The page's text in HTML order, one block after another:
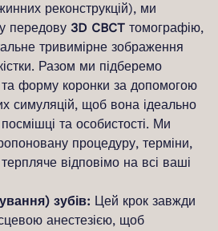
реконструкцій), ми
передову 3D CBCT томографію,
тривимірне зображення
Разом ми підберемо
та форму коронки за допомогою
симуляцій, щоб вона ідеально
та особистості. Ми
процедуру, терміни,
відповімо на всі ваші
зубів: Цей крок завжди
анестезією, щоб